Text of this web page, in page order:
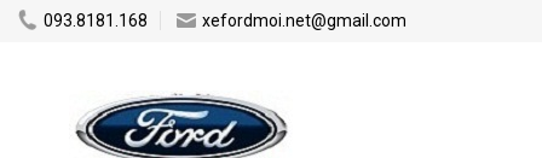
... 093.8181.168 xefordmoi.net@gmail.com